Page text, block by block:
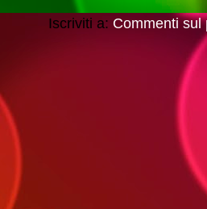
Iscriviti a: Commenti sul